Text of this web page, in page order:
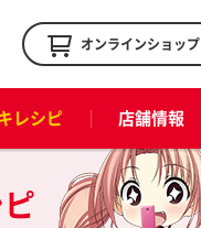
オンラインショップ
レシピ 店舗情報